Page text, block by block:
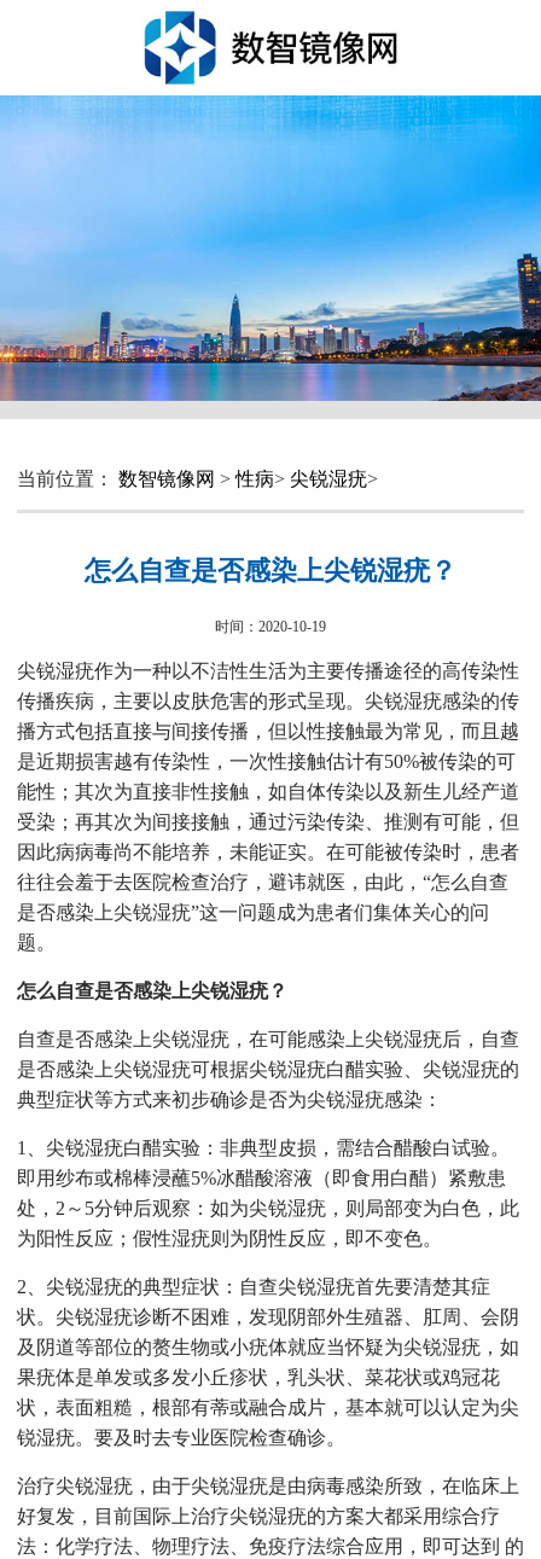
当前位置： 数智镜像网 >性病> 尖锐湿疣>
怎么自查是否感染上尖锐湿疣？
时间：2020-10-19
尖锐湿疣作为一种以不洁性生活为主要传播途径的高传染性
传播疾病，主要以皮肤危害的形式呈现。尖锐湿疣感染的传
播方式包括直接与间接传播，但以性接触最为常见，而且越
是近期损害越有传染性，一次性接触估计有50%被传染的可
能性；其次为直接非性接触，如自体传染以及新生儿经产道
受染；再其次为间接接触，通过污染传染、推测有可能，但
因此病病毒尚不能培养，未能证实。在可能被传染时，患者
往往会羞于去医院检查治疗，避讳就医，由此，“怎么自查
是否感染上尖锐湿疣”这一问题成为患者们集体关心的问
题。
怎么自查是否感染上尖锐湿疣？
自查是否感染上尖锐湿疣，在可能感染上尖锐湿疣后，自查
是否感染上尖锐湿疣可根据尖锐湿疣白醋实验、尖锐湿疣的
典型症状等方式来初步确诊是否为尖锐湿疣感染：
1、尖锐湿疣白醋实验：非典型皮损，需结合醋酸白试验。
即用纱布或棉棒浸蘸5%冰醋酸溶液（即食用白醋）紧敷患
处，2～5分钟后观察：如为尖锐湿疣，则局部变为白色，此
为阳性反应；假性湿疣则为阴性反应，即不变色。
2、尖锐湿疣的典型症状：自查尖锐湿疣首先要清楚其症
状。尖锐湿疣诊断不困难，发现阴部外生殖器、肛周、会阴
及阴道等部位的赘生物或小疣体就应当怀疑为尖锐湿疣，如
果疣体是单发或多发小丘疹状，乳头状、菜花状或鸡冠花
状，表面粗糙，根部有蒂或融合成片，基本就可以认定为尖
锐湿疣。要及时去专业医院检查确诊。
治疗尖锐湿疣，由于尖锐湿疣是由病毒感染所致，在临床上
好复发，目前国际上治疗尖锐湿疣的方案大都采用综合疗
法：化学疗法、物理疗法、免疫疗法综合应用，即可达到 的